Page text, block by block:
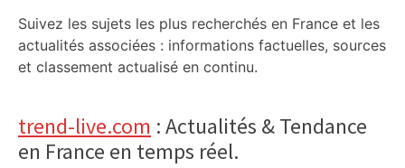
Suivez les sujets les plus recherchés en France et les
actualités associées : informations factuelles, sources
et classement actualisé en continu.
trend-live.com : Actualités & Tendance
en France en temps réel.